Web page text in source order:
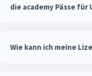
die academy Pässe
Wie kann ich meine